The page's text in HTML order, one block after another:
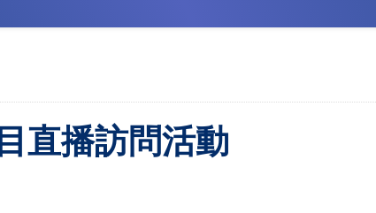
直播訪問活動